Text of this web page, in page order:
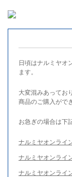
日頃はナルミヤオ
ます。
大変混みあってお
商品のご購入がで
お急ぎの場合は下
ナルミヤオンライ
ナルミヤオンライ
ナルミヤオンライ